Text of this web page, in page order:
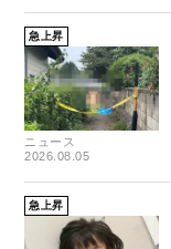
急上昇
ニュース
2026.08.05
急上昇